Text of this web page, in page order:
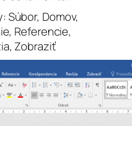
Súbor, Domov,
Referencie,
Zobraziť